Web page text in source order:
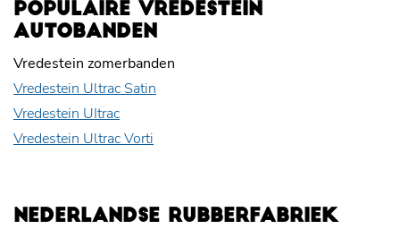
POPULAIRE VREDESTEIN
AUTOBANDEN
Vredestein zomerbanden
Vredestein Ultrac Satin
Vredestein UItrac
Vredestein Ultrac Vorti
NEDERLANDSE RUBBERFABRIEK